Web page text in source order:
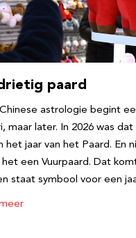
paard
astrologie begint
maar later. In 2026 was
het jaar van het Paard. En
het een Vuurpaard. Dat
staat symbool voor een